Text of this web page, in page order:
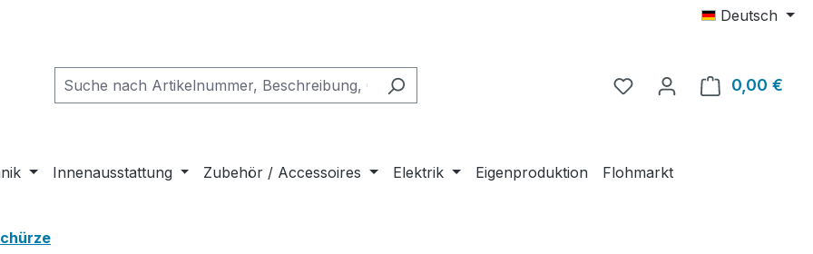
Deutsch
0,00 €
Innenausstattung Zubehör / Accessoires Elektrik Eigenproduktion Flohmarkt